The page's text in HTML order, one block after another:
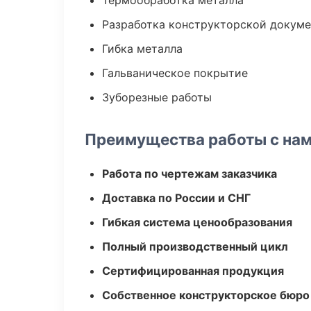
Разработка конструкторской
Гибка металла
Гальваническое покрытие
Зуборезные работы
Преимущества работы с
Работа по чертежам заказчика
Доставка по России и СНГ
Гибкая система ценообразования
Полный производственный цикл
Сертифицированная продукция
Собственное конструкторское бюро